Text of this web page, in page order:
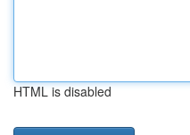
HTML is disabled